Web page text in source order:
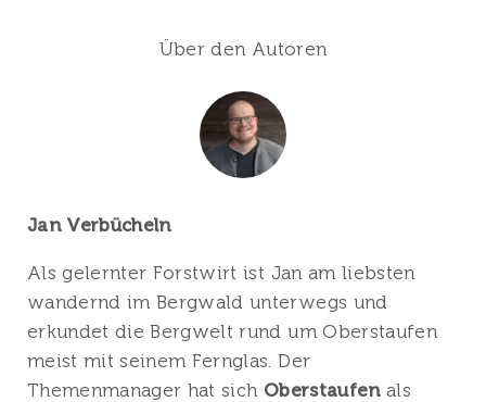
Über den Autoren
Jan Verbücheln
Als gelernter Forstwirt ist Jan am liebsten
wandernd im Bergwald unterwegs und
erkundet die Bergwelt rund um Oberstaufen
meist mit seinem Fernglas. Der
Themenmanager hat sich Oberstaufen als